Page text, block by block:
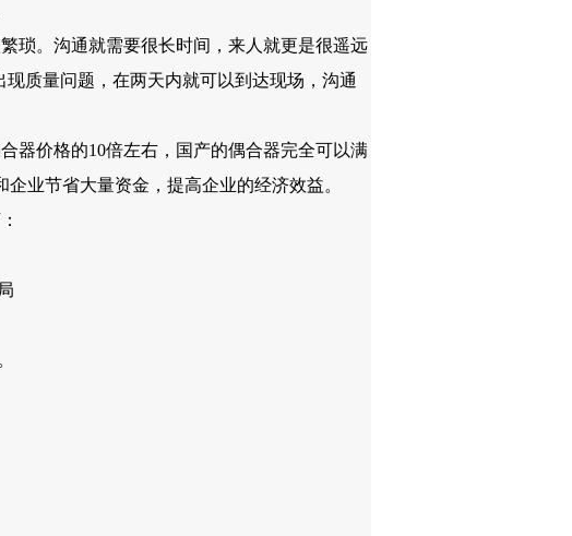
琐。沟通就需要很长时间，来人就更是很遥远
质量问题，在两天内就可以到达现场，沟通
器价格的10倍左右，国产的偶合器完全可以满
业节省大量资金，提高企业的经济效益。